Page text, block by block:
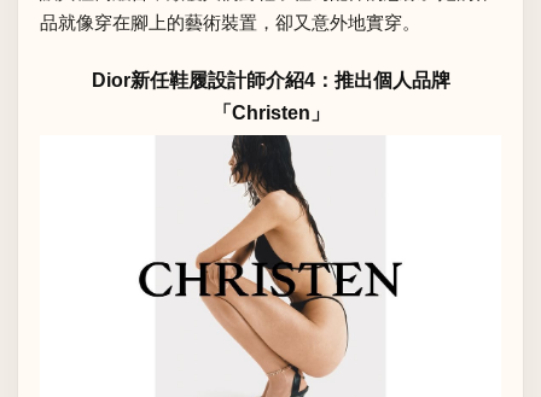
品就像穿在腳上的藝術裝置，卻又意外地實穿。
Dior新任鞋履設計師介紹4：推出個人品牌
「Christen」